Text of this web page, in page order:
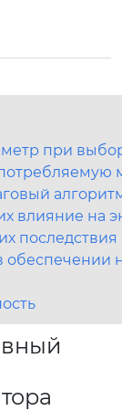
при
влияние на
последствия
обеспечении